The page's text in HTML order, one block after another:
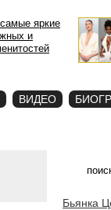
яркие
и
ВИДЕО
Бьянка